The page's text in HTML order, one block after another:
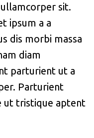
sit.
ipsum a a
dis morbi massa
diam
parturient ut a
Parturient
ut tristique aptent